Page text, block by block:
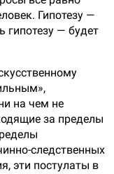
Гипотезу —
гипотезу — будет
на чем не
за пределы
следственных
эти постулаты в